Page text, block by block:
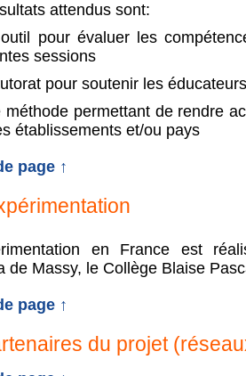
attendus sont:
pour évaluer les
sessions
pour soutenir les
méthode permettant de rendre
établissements et/ou pays
page ↑
en France est
de Massy, le Collège Blaise
page ↑
du projet